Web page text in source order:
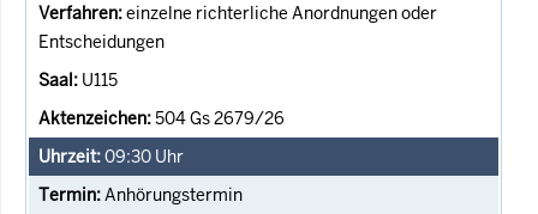
einzelne richterliche Anordnungen oder
Entscheidungen
U115
504 Gs 2679/26
09:30 Uhr
Anhörungstermin